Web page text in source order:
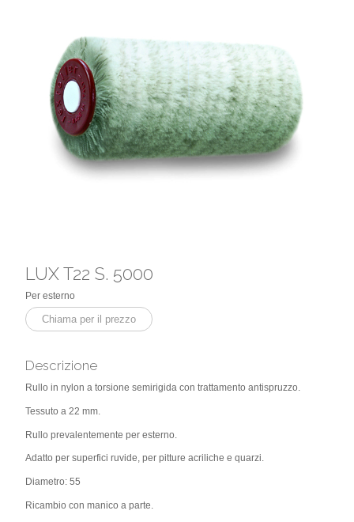
LUX T22 S. 5000
Per esterno
Chiama per il prezzo
Descrizione
Rullo in nylon a torsione semirigida con trattamento antispruzzo.
Tessuto a 22 mm.
Rullo prevalentemente per esterno.
Adatto per superfici ruvide, per pitture acriliche e quarzi.
Diametro: 55
Ricambio con manico a parte.